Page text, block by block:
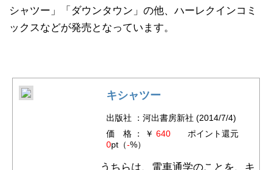
シャツー」「ダウンタウン」の他、ハーレクインコミ
ックスなどが発売となっています。
キシャツー
出版社 ：河出書房新社 (2014/7/4)
価 格 ： ￥ 640ポイント還元
0pt（-%）
うちらは、電車通学のことを、キ